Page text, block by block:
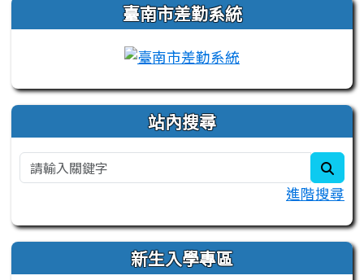
臺南市差勤系統
站內搜尋
進階搜尋
新生入學專區